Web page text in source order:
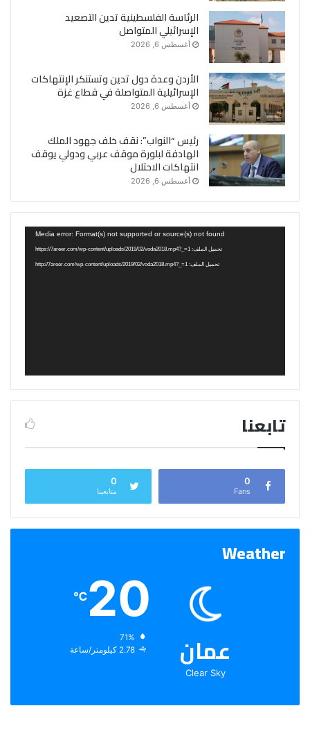
الرئاسة الفلسطينية تدين التصعيد
الإسرائيلي المتواصل
أغسطس 6, 2026
الأردن وعدة دول تدين وتستنكر الإنتهاكات
الإسرائيلية المتواصلة في قطاع غزة
أغسطس 6, 2026
رئيس “النواب”: نقف خلف جهود الملك
الهادفة لبلورة موقف عربي ودولي يوقف
انتهاكات الاحتلال
أغسطس 6, 2026
Media error: Format(s) not supported or source(s) not found
تحميل الملف: https://7areer.com/wp-content/uploads/2019/02/voda2018.mp4?_=1
تحميل الملف: http://7areer.com/wp-content/uploads/2019/02/voda2018.mp4?_=1
تابعنا
0
Fans
0
متابعينا
Weather
عمان
Clear Sky
20
℃
الرطوبة:
الرياح: